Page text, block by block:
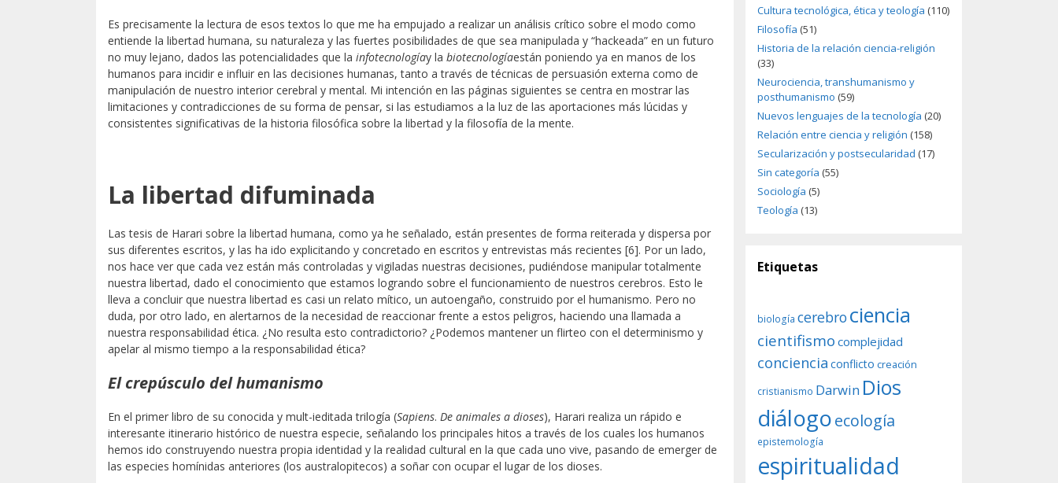
Es precisamente la lectura de esos textos lo que me ha empujado a realizar un análisis crítico sobre el modo como
entiende la libertad humana, su naturaleza y las fuertes posibilidades de que sea manipulada y “hackeada” en un futuro
no muy lejano, dados las potencialidades que la infotecnologíay la biotecnologíaestán poniendo ya en manos de los
humanos para incidir e influir en las decisiones humanas, tanto a través de técnicas de persuasión externa como de
manipulación de nuestro interior cerebral y mental. Mi intención en las páginas siguientes se centra en mostrar las
limitaciones y contradicciones de su forma de pensar, si las estudiamos a la luz de las aportaciones más lúcidas y
consistentes significativas de la historia filosófica sobre la libertad y la filosofía de la mente.
La libertad difuminada
Las tesis de Harari sobre la libertad humana, como ya he señalado, están presentes de forma reiterada y dispersa por
sus diferentes escritos, y las ha ido explicitando y concretado en escritos y entrevistas más recientes [6]. Por un lado,
nos hace ver que cada vez están más controladas y vigiladas nuestras decisiones, pudiéndose manipular totalmente
nuestra libertad, dado el conocimiento que estamos logrando sobre el funcionamiento de nuestros cerebros. Esto le
lleva a concluir que nuestra libertad es casi un relato mítico, un autoengaño, construido por el humanismo. Pero no
duda, por otro lado, en alertarnos de la necesidad de reaccionar frente a estos peligros, haciendo una llamada a
nuestra responsabilidad ética. ¿No resulta esto contradictorio? ¿Podemos mantener un flirteo con el determinismo y
apelar al mismo tiempo a la responsabilidad ética?
El crepúsculo del humanismo
En el primer libro de su conocida y mult-ieditada trilogía (Sapiens. De animales a dioses), Harari realiza un rápido e
interesante itinerario histórico de nuestra especie, señalando los principales hitos a través de los cuales los humanos
hemos ido construyendo nuestra propia identidad y la realidad cultural en la que cada uno vive, pasando de emerger de
las especies homínidas anteriores (los australopitecos) a soñar con ocupar el lugar de los dioses.
Cultura tecnológica, ética y teología (110)
Filosofía (51)
Historia de la relación ciencia-religión
(33)
Neurociencia, transhumanismo y
posthumanismo (59)
Nuevos lenguajes de la tecnología (20)
Relación entre ciencia y religión (158)
Secularización y postsecularidad (17)
Sin categoría (55)
Sociología (5)
Teología (13)
Etiquetas
biología cerebro ciencia
cientifismo complejidad
conciencia conflicto creación
cristianismo Darwin Dios
diálogoecología
epistemología
espiritualidad